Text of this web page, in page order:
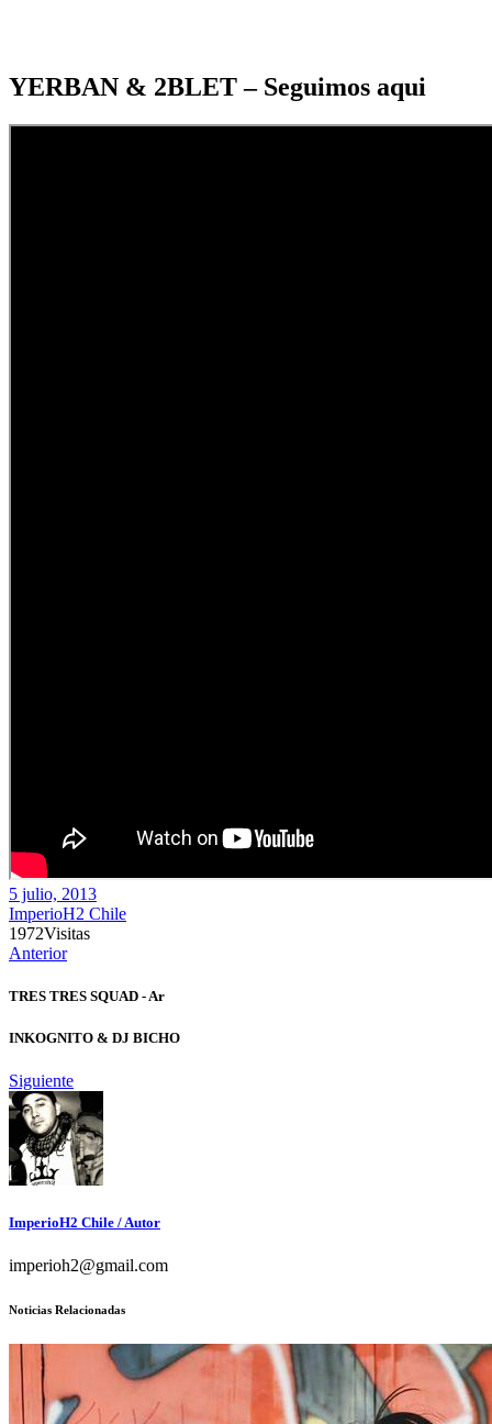
YERBAN & 2BLET – Seguimos aqui
5 julio, 2013
ImperioH2 Chile
1972Visitas
Anterior
TRES TRES SQUAD - Ar
INKOGNITO & DJ BICHO
Siguiente
ImperioH2 Chile / Autor
imperioh2@gmail.com
Noticias Relacionadas